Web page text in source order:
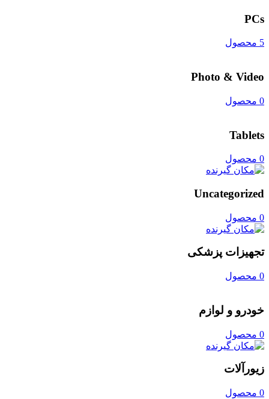
PCs
5 محصول
Photo & Video
0 محصول
Tablets
0 محصول
Uncategorized
0 محصول
تجهیزات پزشکی
0 محصول
خودرو و لوازم
0 محصول
زیورآلات
0 محصول